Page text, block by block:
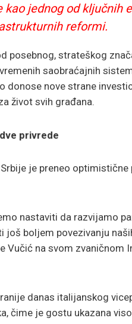
jednog od ključnih
reformi.
posebnog, strateškog
saobraćajnih
donose nove strane
život svih građana.
privrede
je preneo
nastaviti da razvijamo
boljem povezivanju
Vučić na svom zvaničnom
danas italijanskog
čime je gostu ukazana